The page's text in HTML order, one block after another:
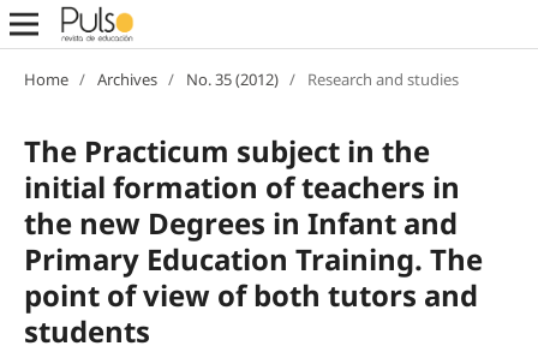
Home / Archives / No. 35 (2012) / Research and studies
The Practicum subject in the
initial formation of teachers in
the new Degrees in Infant and
Primary Education Training. The
point of view of both tutors and
students